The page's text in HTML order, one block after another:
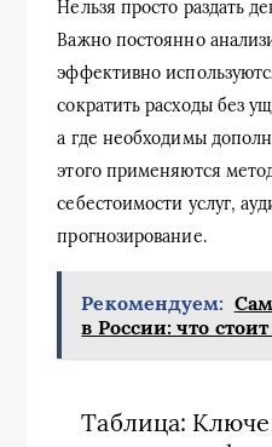
Нельзя просто раздать
Важно постоянно
эффективно
сократить расходы без
а где необходимы
этого применяются
себестоимости услуг,
прогнозирование.
Рекомендуем:
в России: что
Таблица: